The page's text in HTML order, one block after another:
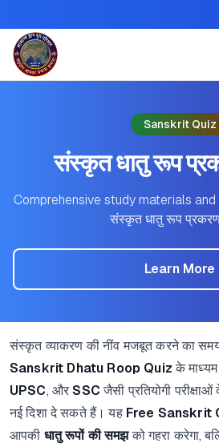
Sanskrit Quiz
संस्कृत धातु रूप
Comprehensive study materials
संस्कृत धातु रूप
Learn More
संस्कृत व्याकरण की नींव मजबूत करने का
Sanskrit Dhatu Roop Quiz के
UPSC, औरSSC जैसी प्रतियोगी
नई दिशा दे सकते हैं। यह Free Sanskrit
आपकी धातु रूपों की समझको गहरा करेगा,